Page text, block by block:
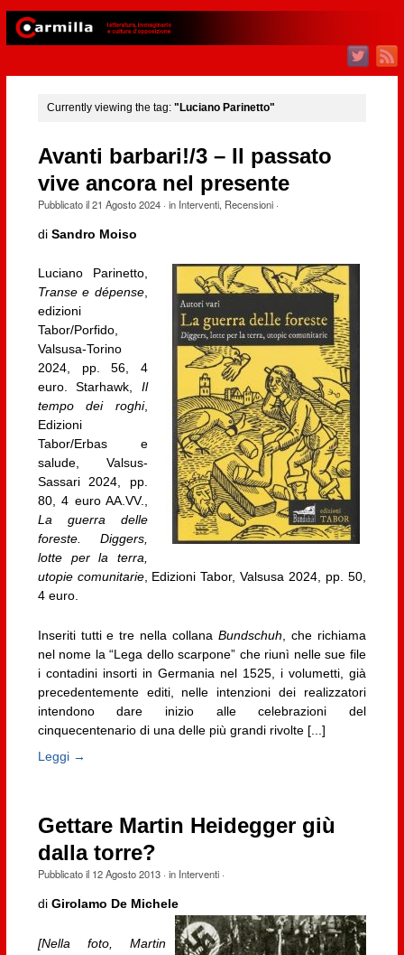
Currently viewing the tag: "Luciano Parinetto"
Avanti barbari!/3 – Il passato
vive ancora nel presente
Pubblicato il21 Agosto 2024· in Interventi, Recensioni·
di Sandro Moiso
Luciano Parinetto,
Transe e dépense,
edizioni
Tabor/Porfido,
Valsusa-Torino
2024, pp. 56, 4
euro. Starhawk,Il
tempo dei roghi,
Edizioni
Tabor/Erbas e
salude, Valsus-
Sassari 2024, pp.
80, 4 euro AA.VV.,
La guerra delle
foreste. Diggers,
lotte per la terra,
utopie comunitarie, Edizioni Tabor, Valsusa 2024, pp. 50,
4 euro.
Inseriti tutti e tre nella collana Bundschuh , che richiama
nel nome la “Lega dello scarpone” che riunì nelle sue file
i contadini insorti in Germania nel 1525, i volumetti, già
precedentemente editi, nelle intenzioni dei realizzatori
intendono dare inizio alle celebrazioni del
cinquecentenario di una delle più grandi rivolte [...]
Leggi →
Gettare Martin Heidegger giù
dalla torre?
Pubblicato il 12 Agosto 2013· in Interventi·
di Girolamo De Michele
[Nella foto, Martin